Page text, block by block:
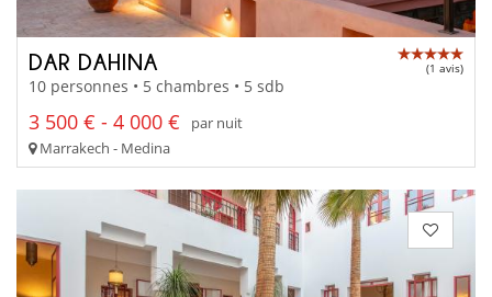
DAR DAHINA (1 avis)
10 personnes • 5 chambres • 5 sdb
3 500 € - 4 000 €
par nuit
Marrakech - Medina